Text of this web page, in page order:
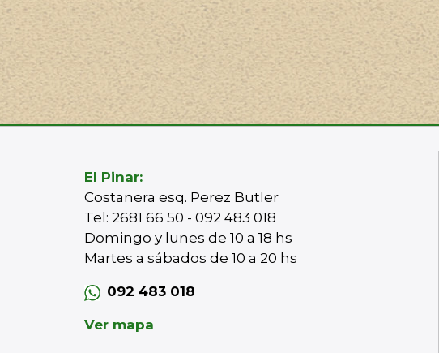
El Pinar:
Costanera esq. Perez Butler
Tel: 2681 66 50 - 092 483 018
Domingo y lunes de 10 a 18 hs
Martes a sábados de 10 a 20 hs
092 483 018
Ver mapa